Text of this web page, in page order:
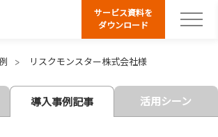
サービス資料を
ダウンロード
リスクモンスター株式会社様
導入事例記事 活用シーン